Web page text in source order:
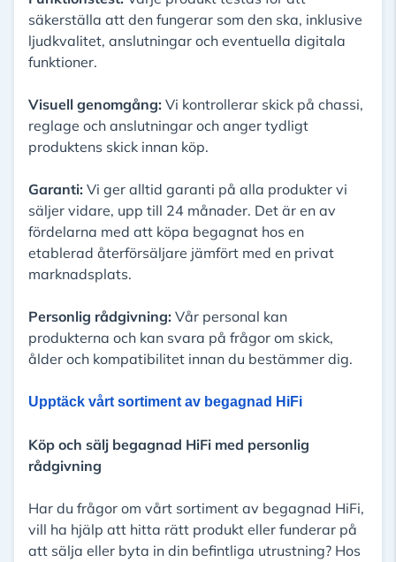
säkerställa att den fungerar som den ska, inklusive
ljudkvalitet, anslutningar och eventuella digitala
funktioner.
Visuell genomgång: Vi kontrollerar skick på chassi,
reglage och anslutningar och anger tydligt
produktens skick innan köp.
Garanti: Vi ger alltid garanti på alla produkter vi
säljer vidare, upp till 24 månader. Det är en av
fördelarna med att köpa begagnat hos en
etablerad återförsäljare jämfört med en privat
marknadsplats.
Personlig rådgivning: Vår personal kan
produkterna och kan svara på frågor om skick,
ålder och kompatibilitet innan du bestämmer dig.
Upptäck vårt sortiment av begagnad HiFi
Köp och sälj begagnad HiFi med personlig
rådgivning
Har du frågor om vårt sortiment av begagnad HiFi,
vill ha hjälp att hitta rätt produkt eller funderar på
att sälja eller byta in din befintliga utrustning? Hos